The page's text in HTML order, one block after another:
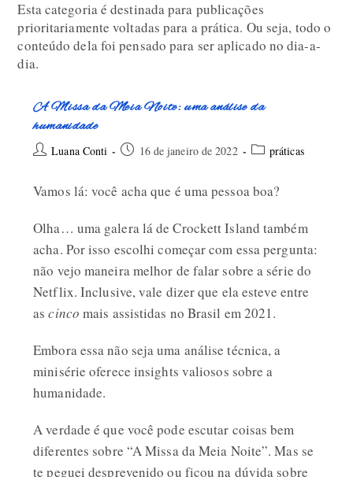
Esta categoria é destinada para publicações
prioritariamente voltadas para a prática. Ou seja, todo o
conteúdo dela foi pensado para ser aplicado no dia-a-
dia.
A Missa da Meia Noite: uma análise da
humanidade
Luana Conti 16 de janeiro de 2022 práticas
Vamos lá: você acha que é uma pessoa boa?
Olha… uma galera lá de Crockett Island também
acha. Por isso escolhi começar com essa pergunta:
não vejo maneira melhor de falar sobre a série do
Netflix. Inclusive, vale dizer que ela esteve entre
ascinco mais assistidas no Brasil em 2021.
Embora essa não seja uma análise técnica, a
minisérie oferece insights valiosos sobre a
humanidade.
A verdade é que você pode escutar coisas bem
diferentes sobre “A Missa da Meia Noite”. Mas se
te peguei desprevenido ou ficou na dúvida sobre